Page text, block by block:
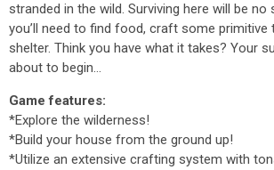
stranded in the wild. Surviving here will be no
you’ll need to find food, craft some primitive
shelter. Think you have what it takes? Your
about to begin…
Game features:
*Explore the wilderness!
*Build your house from the ground up!
*Utilize an extensive crafting system with